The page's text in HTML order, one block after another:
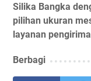
Silika Bangka
pilihan ukuran
layanan
Berbagi